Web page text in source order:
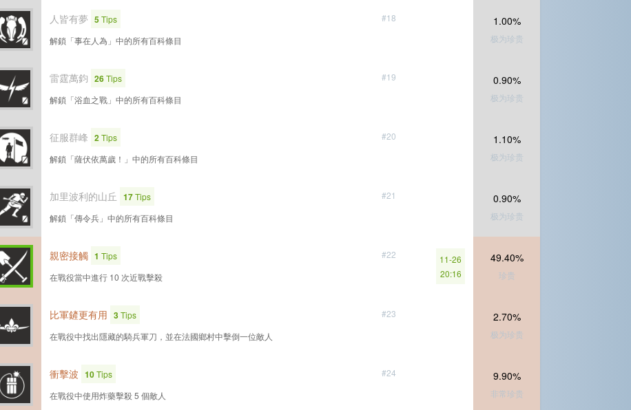
#18
人皆有夢 5Tips
解鎖「事在人為」中的所有百科條目
1.00%
极为珍贵
#19
雷霆萬鈞 26Tips
解鎖「浴血之戰」中的所有百科條目
0.90%
极为珍贵
#20
征服群峰 2Tips
解鎖「薩伏依萬歲！」中的所有百科條目
1.10%
极为珍贵
#21
加里波利的山丘 17Tips
解鎖「傳令兵」中的所有百科條目
0.90%
极为珍贵
#22
親密接觸 1 Tips
在戰役當中進行 10 次近戰擊殺
11-26
20:16
49.40%
珍贵
#23
比軍鏟更有用 3Tips
在戰役中找出隱藏的騎兵軍刀，並在法國鄉村中擊倒一位敵人
2.70%
极为珍贵
#24
衝擊波 10Tips
在戰役中使用炸藥擊殺 5 個敵人
9.90%
非常珍贵